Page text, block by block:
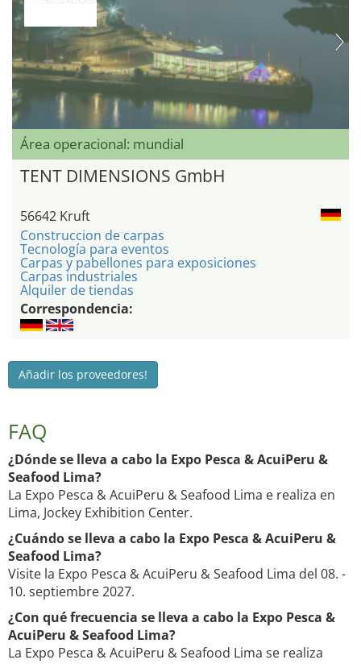
Área operacional: mundial
TENT DIMENSIONS GmbH
56642 Kruft
Construccion de carpas
Tecnología para eventos
Carpas y pabellones para exposiciones
Carpas industriales
Alquiler de tiendas
Correspondencia:
Añadir los proveedores!
FAQ
¿Dónde se lleva a cabo la Expo Pesca & AcuiPeru &
Seafood Lima?
La Expo Pesca & AcuiPeru & Seafood Lima e realiza en
Lima, Jockey Exhibition Center.
¿Cuándo se lleva a cabo la Expo Pesca & AcuiPeru &
Seafood Lima?
Visite la Expo Pesca & AcuiPeru & Seafood Lima del 08. -
10. septiembre 2027.
¿Con qué frecuencia se lleva a cabo la Expo Pesca &
AcuiPeru & Seafood Lima?
La Expo Pesca & AcuiPeru & Seafood Lima se realiza